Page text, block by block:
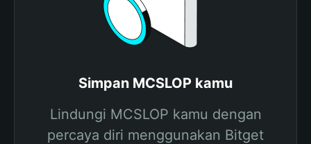
Simpan MCSLOP kamu
Lindungi MCSLOP kamu dengan
percaya diri menggunakan Bitget